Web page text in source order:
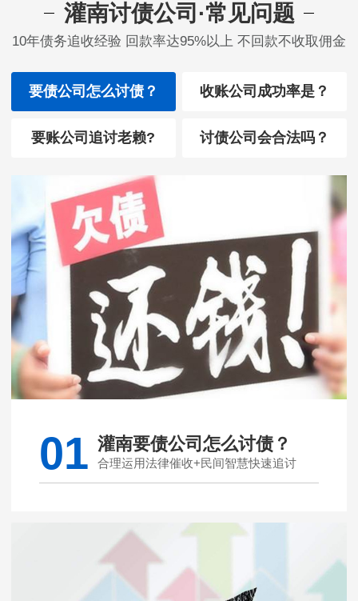
灌南讨债公司·常见问题
10年债务追收经验 回款率达95%以上 不回款不收取佣金
要债公司怎么讨债？ 收账公司成功率是？
要账公司追讨老赖? 讨债公司会合法吗？
01 灌南要债公司怎么讨债？
合理运用法律催收+民间智慧快速追讨